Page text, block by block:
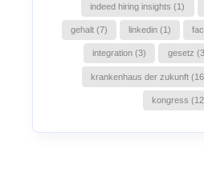
indeed hiring insights (1)
gehalt (7) linkedin (1)
integration (3) gesetz
krankenhaus der zukunft
kongress